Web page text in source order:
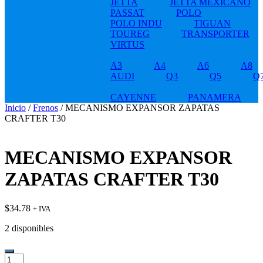
JETTA
JETTA MEXICANO
PASSAT
POLO
POLO INDU
TIGUAN
TOUREG
TRANSPORTER
VIRTUS
A3 A4 A6
A8
AUDI
Q3 Q5
CAYENNE
PANAMERA
Inicio /Frenos / MECANISMO EXPANSOR ZAPATAS
CRAFTER T30
MECANISMO EXPANSOR
ZAPATAS CRAFTER T30
$34.78 + IVA
2 disponibles
MECANISMO